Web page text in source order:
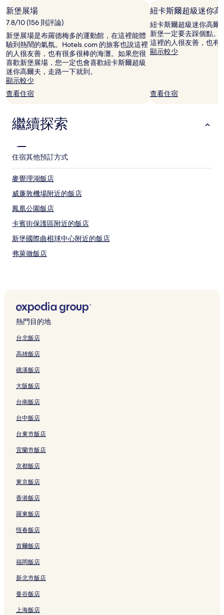
價
格。
價
格
和
供
應
情
況
可
能
所
變
可
能
受
到
其
他
條
款
限
制。
新堡展場
7.8/10 (156 則評論)
新堡展場是布羅德梅多的運動館，在這裡能體
驗到熱鬧的氣氛。Hotels.com 的旅客也說這裡
的人很友善，也有很多很棒的海灘。如果您很
喜歡新堡展場，您一定也會喜歡紐卡斯爾超級
迷你高爾夫，走路一下就到。
顯示較少
查看住宿
紐卡斯爾超級迷你高
紐卡斯爾超級迷你高爾
新堡一定要去踩個點。
這裡的人很友善，也有
顯示較少
查看住宿
繼續探索
住宿其他預訂方式
麥覺理湖飯店
威廉敦機場附近的飯店
鳳凰公園飯店
卡賓街保護區附近的飯店
新堡國際曲棍球中心附近的飯店
弗萊徹飯店
達力飯店
皮特納克里飯店
漢彌爾頓飯店
梅里韋瑟飯店
希漢普頓飯店
天鵝海海角飯店
北萊姆頓飯店
紐卡索付費區內轉乘站附近的飯店
亞當斯敦飯店
卡麥隆公園飯店
太平洋沙丘高爾夫球場附近的飯店
新堡飯店
富勒頓灣飯店
丁吉拉高地飯店
馬蒙岬飯店
熱門目的地
台北飯店
高雄飯店
礁溪飯店
大阪飯店
台南飯店
台中飯店
台東市飯店
宜蘭市飯店
京都飯店
東京飯店
香港飯店
羅東飯店
恆春飯店
首爾飯店
福岡飯店
新北市飯店
曼谷飯店
上海飯店